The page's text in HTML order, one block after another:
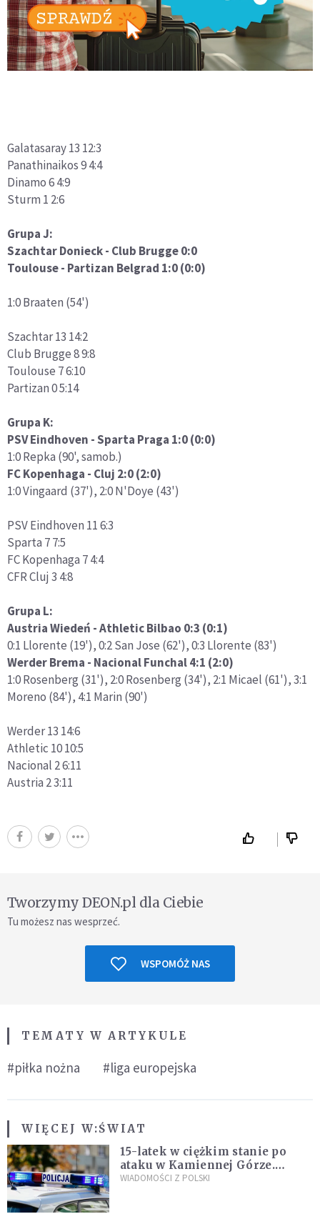
Galatasaray 13 12:3
Panathinaikos 9 4:4
Dinamo 6 4:9
Sturm 1 2:6
Grupa J:
Szachtar Donieck - Club Brugge 0:0
Toulouse - Partizan Belgrad 1:0 (0:0)
1:0 Braaten (54')
Szachtar 13 14:2
Club Brugge 8 9:8
Toulouse 7 6:10
Partizan 0 5:14
Grupa K:
PSV Eindhoven - Sparta Praga 1:0 (0:0)
1:0 Repka (90', samob.)
FC Kopenhaga - Cluj 2:0 (2:0)
1:0 Vingaard (37'), 2:0 N'Doye (43')
PSV Eindhoven 11 6:3
Sparta 7 7:5
FC Kopenhaga 7 4:4
CFR Cluj 3 4:8
Grupa L:
Austria Wiedeń - Athletic Bilbao 0:3 (0:1)
0:1 Llorente (19'), 0:2 San Jose (62'), 0:3 Llorente (83')
Werder Brema - Nacional Funchal 4:1 (2:0)
1:0 Rosenberg (31'), 2:0 Rosenberg (34'), 2:1 Micael (61'), 3:1
Moreno (84'), 4:1 Marin (90')
Werder 13 14:6
Athletic 10 10:5
Nacional 2 6:11
Austria 2 3:11
Tworzymy DEON.pl dla Ciebie
Tu możesz nas wesprzeć.
WSPOMÓŻ NAS
TEMATY W ARTYKULE
#piłka nożna #liga europejska
WIĘCEJ W:ŚWIAT
15-latek w ciężkim stanie po
ataku w Kamiennej Górze.
Policja zatrzymała dwóch
WIADOMOŚCI Z POLSKI